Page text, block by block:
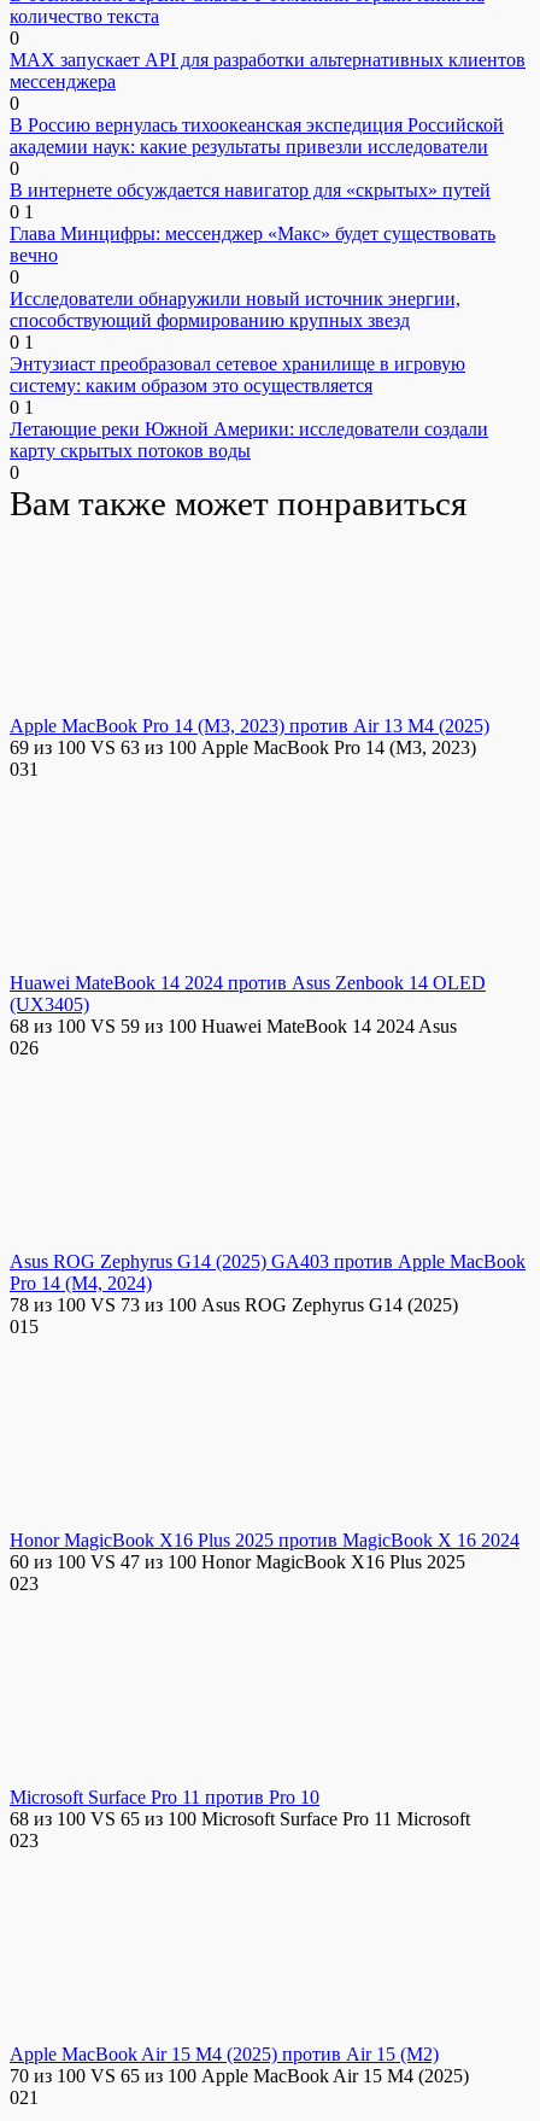
количество текста
0
MAX запускает API для разработки альтернативных клиентов
мессенджера
0
В Россию вернулась тихоокеанская экспедиция Российской
академии наук: какие результаты привезли исследователи
0
В интернете обсуждается навигатор для «скрытых» путей
0 1
Глава Минцифры: мессенджер «Макс» будет существовать
вечно
0
Исследователи обнаружили новый источник энергии,
способствующий формированию крупных звезд
0 1
Энтузиаст преобразовал сетевое хранилище в игровую
систему: каким образом это осуществляется
0 1
Летающие реки Южной Америки: исследователи создали
карту скрытых потоков воды
0
Вам также может понравиться
Apple MacBook Pro 14 (M3, 2023) против Air 13 M4 (2025)
69 из 100 VS 63 из 100 Apple MacBook Pro 14 (M3, 2023)
031
Huawei MateBook 14 2024 против Asus Zenbook 14 OLED
(UX3405)
68 из 100 VS 59 из 100 Huawei MateBook 14 2024 Asus
026
Asus ROG Zephyrus G14 (2025) GA403 против Apple MacBook
Pro 14 (M4, 2024)
78 из 100 VS 73 из 100 Asus ROG Zephyrus G14 (2025)
015
Honor MagicBook X16 Plus 2025 против MagicBook X 16 2024
60 из 100 VS 47 из 100 Honor MagicBook X16 Plus 2025
023
Microsoft Surface Pro 11 против Pro 10
68 из 100 VS 65 из 100 Microsoft Surface Pro 11 Microsoft
023
Apple MacBook Air 15 M4 (2025) против Air 15 (M2)
70 из 100 VS 65 из 100 Apple MacBook Air 15 M4 (2025)
021